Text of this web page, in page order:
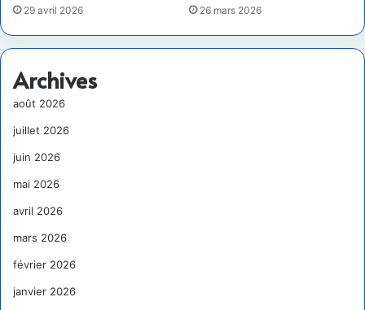
29 avril 2026 26 mars 2026
Archives
août 2026
juillet 2026
juin 2026
mai 2026
avril 2026
mars 2026
février 2026
janvier 2026